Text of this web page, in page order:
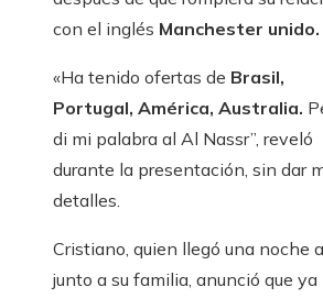
con el inglés Manchester unido.
«Ha tenido ofertas de Brasil,
Portugal, América, Australia.
di mi palabra al Al Nassr”, reveló
durante la presentación, sin dar
detalles.
Cristiano, quien llegó una noche
junto a su familia, anunció que ya